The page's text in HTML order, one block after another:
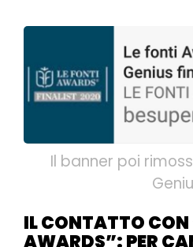
Il banner poi
IL CONTATTO CON
AWARDS”: PER